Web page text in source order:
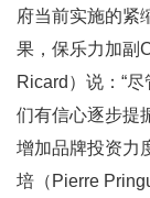
府当前实施的
果，保乐力加副
Ricard）说：“
们有信心逐步提
增加品牌投资力
培（Pierre